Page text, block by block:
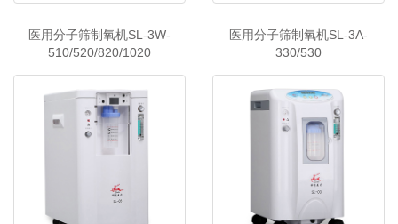
医用分子筛制氧机SL-3W-
510/520/820/1020
医用分子筛制氧机SL-3A-
330/530